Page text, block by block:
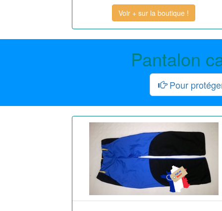
Voir + sur la boutique !
Pantalon
Pour